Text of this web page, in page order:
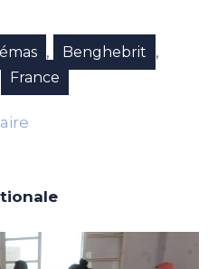
, Benghebrit ,
France